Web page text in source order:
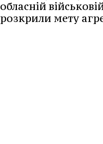
обласній
розкрили мету